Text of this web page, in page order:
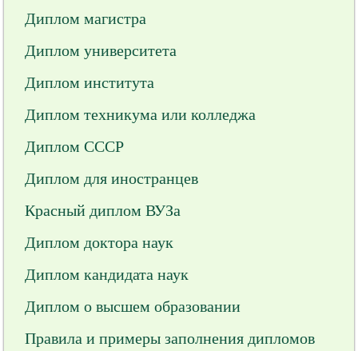
Диплом магистра
Диплом университета
Диплом института
Диплом техникума или колледжа
Диплом СССР
Диплом для иностранцев
Красный диплом ВУЗа
Диплом доктора наук
Диплом кандидата наук
Диплом о высшем образовании
Правила и примеры заполнения дипломов